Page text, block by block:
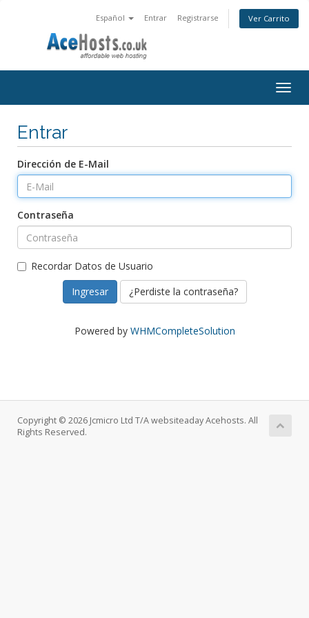
Español Entrar Registrarse Ver Carrito
Entrar
Dirección de E-Mail
Contraseña
Recordar Datos de Usuario
¿Perdiste la contraseña?
Powered by WHMCompleteSolution
Copyright © 2026 Jcmicro Ltd T/A websiteaday Acehosts. All
Rights Reserved.